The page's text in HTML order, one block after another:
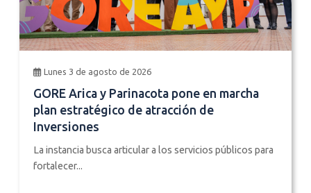
Lunes 3 de agosto de 2026
GORE Arica y Parinacota pone en marcha
plan estratégico de atracción de
Inversiones
La instancia busca articular a los servicios públicos para
fortalecer...